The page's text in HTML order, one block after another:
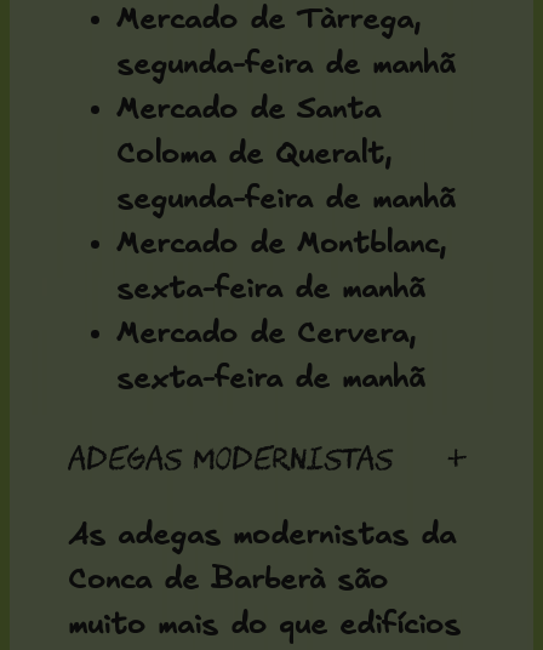
Mercado de Tàrrega,
segunda-feira de manhã
Mercado de Santa
Coloma de Queralt,
segunda-feira de manhã
Mercado de Montblanc,
sexta-feira de manhã
Mercado de Cervera,
sexta-feira de manhã
Adegas modernistas +
As adegas modernistas da
Conca de Barberà são
muito mais do que edifícios